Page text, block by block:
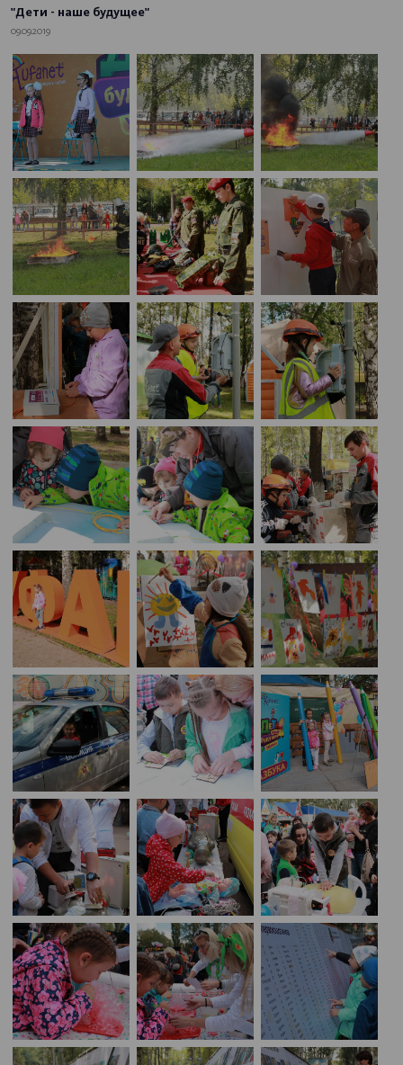
"Дети - наше будущее"
09.09.2019